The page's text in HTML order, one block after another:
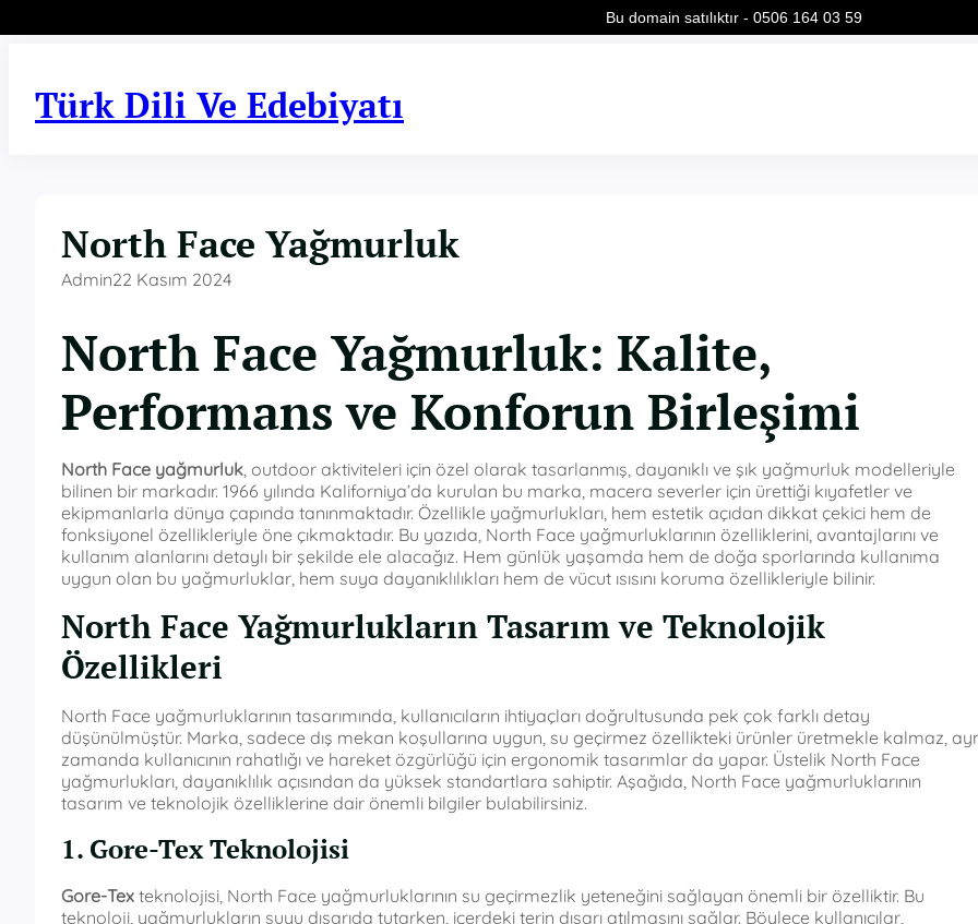
Türk Dili Ve Edebiyatı
North Face Yağmurluk
Admin22 Kasım 2024
North Face Yağmurluk: Kalite,
Performans ve Konforun Birleşimi
North Face yağmurluk, outdoor aktiviteleri için özel olarak tasarlanmış, dayanıklı ve şık yağmurluk modelleriyle
bilinen bir markadır. 1966 yılında Kaliforniya’da kurulan bu marka, macera severler için ürettiği kıyafetler ve
ekipmanlarla dünya çapında tanınmaktadır. Özellikle yağmurlukları, hem estetik açıdan dikkat çekici hem de
fonksiyonel özellikleriyle öne çıkmaktadır. Bu yazıda, North Face yağmurluklarının özelliklerini, avantajlarını ve
kullanım alanlarını detaylı bir şekilde ele alacağız. Hem günlük yaşamda hem de doğa sporlarında kullanıma
uygun olan bu yağmurluklar, hem suya dayanıklılıkları hem de vücut ısısını koruma özellikleriyle bilinir.
North Face Yağmurlukların Tasarım ve Teknolojik
Özellikleri
North Face yağmurluklarının tasarımında, kullanıcıların ihtiyaçları doğrultusunda pek çok farklı detay
düşünülmüştür. Marka, sadece dış mekan koşullarına uygun, su geçirmez özellikteki ürünler üretmekle kalmaz,
zamanda kullanıcının rahatlığı ve hareket özgürlüğü için ergonomik tasarımlar da yapar. Üstelik North Face
yağmurlukları, dayanıklılık açısından da yüksek standartlara sahiptir. Aşağıda, North Face yağmurluklarının
tasarım ve teknolojik özelliklerine dair önemli bilgiler bulabilirsiniz.
1. Gore-Tex Teknolojisi
Gore-Tex teknolojisi, North Face yağmurluklarının su geçirmezlik yeteneğini sağlayan önemli bir özelliktir. Bu
teknoloji, yağmurlukların suyu dışarıda tutarken, içerdeki terin dışarı atılmasını sağlar. Böylece kullanıcılar,
Bu domain satılıktır - 0506 164 03 59